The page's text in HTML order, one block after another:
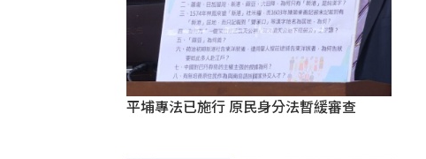
平埔專法已施行 原民身分法暫緩審查